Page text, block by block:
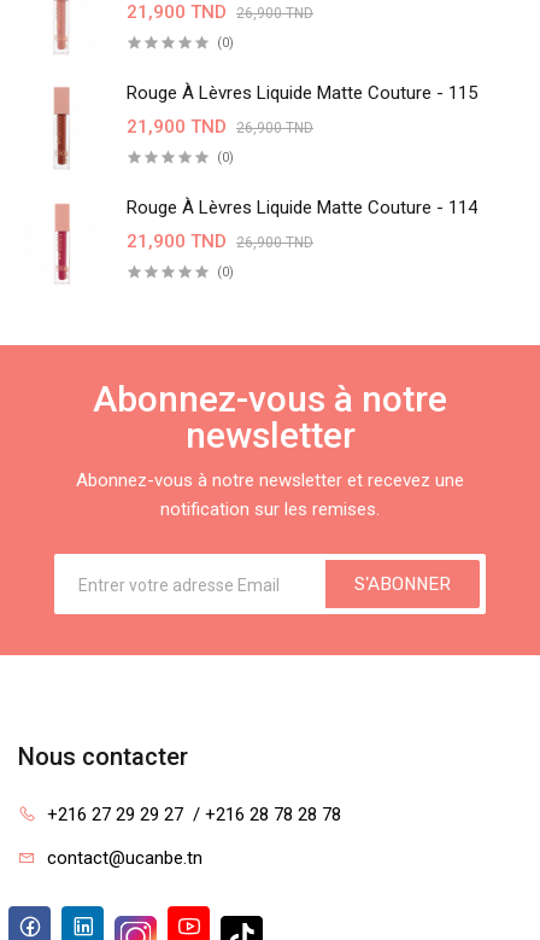
21,900 TND
26,900 TND
(0)
Rouge À Lèvres Liquide Matte Couture - 115
21,900 TND
26,900 TND
(0)
Rouge À Lèvres Liquide Matte Couture - 114
21,900 TND
26,900 TND
(0)
Abonnez-vous à notre
newsletter
Abonnez-vous à notre newsletter et recevez une
notification sur les remises.
S'ABONNER
Nous contacter
+216 27 29 29 27  / +216 28 78 28 78
contact@ucanbe.tn